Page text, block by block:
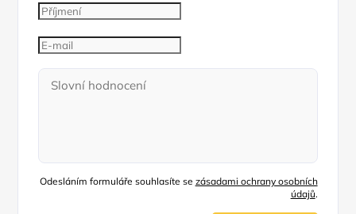
Odesláním formuláře souhlasíte se zásadami ochrany osobních
údajů.